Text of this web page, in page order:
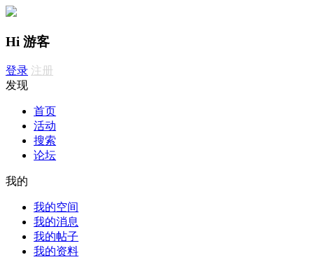
Hi 游客
登录 注册
发现
首页
活动
搜索
论坛
我的
我的空间
我的消息
我的帖子
我的资料